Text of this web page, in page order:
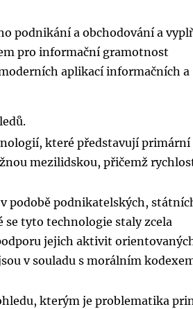
podnikání a obchodování a
pro informační gramotnost
aplikací informačních a
které představují primární
mezilidskou, přičemž
podobě podnikatelských,
se tyto technologie staly zcela
jejich aktivit
v souladu s morálním
kterým je problematika